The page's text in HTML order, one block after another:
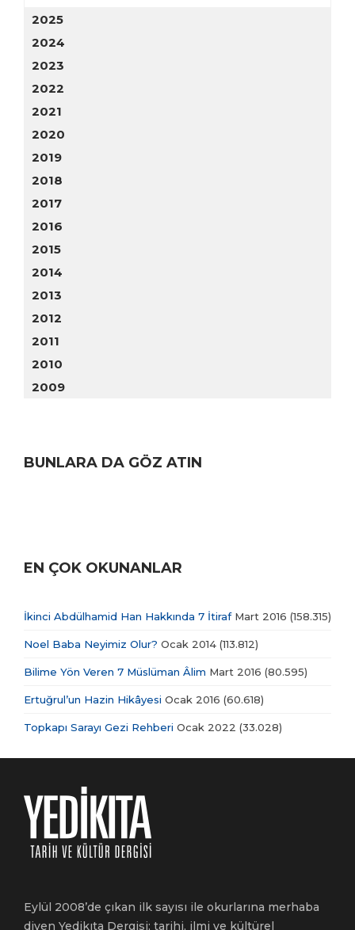
2025
2024
2023
2022
2021
2020
2019
2018
2017
2016
2015
2014
2013
2012
2011
2010
2009
BUNLARA DA GÖZ ATIN
EN ÇOK OKUNANLAR
İkinci Abdülhamid Han Hakkında 7 İtirafMart 2016 (158.315)
Noel Baba Neyimiz Olur? Ocak 2014 (113.812)
Bilime Yön Veren 7 Müslüman Âlim Mart 2016 (80.595)
Ertuğrul’un Hazin Hikâyesi Ocak 2016 (60.618)
Topkapı Sarayı Gezi Rehberi Ocak 2022 (33.028)
Eylül 2008’de çıkan ilk sayısı ile okurlarına merhaba
diyen Yedikıta Dergisi; tarihi, ilmi ve kültürel